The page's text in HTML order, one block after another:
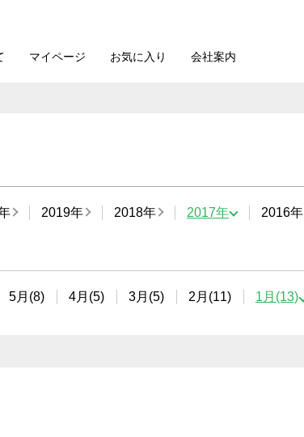
マイページ お気に入り 会社案内
2019年 2018年 2017年 2016年
5月(8) 4月(5) 3月(5) 2月(11) 1月(13)